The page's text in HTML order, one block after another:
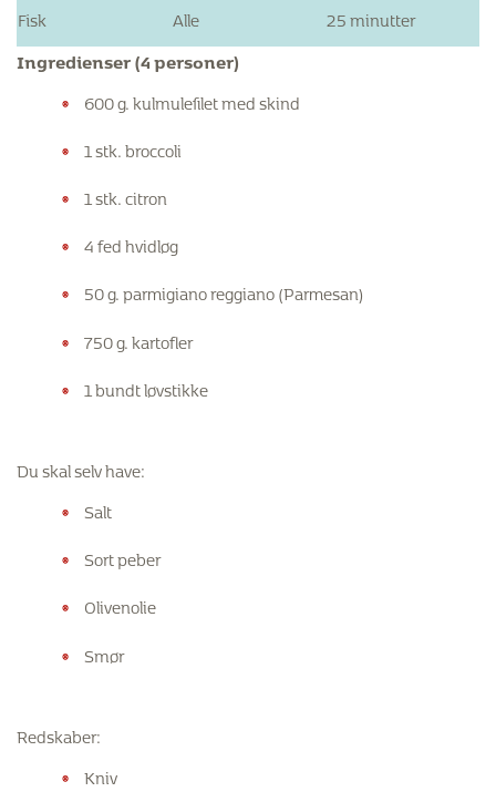
Fisk
Alle
25 minutter
Ingredienser (4 personer)
600 g. kulmulefilet med skind
1 stk. broccoli
1 stk. citron
4 fed hvidløg
50 g. parmigiano reggiano (Parmesan)
750 g. kartofler
1 bundt løvstikke
Du skal selv have:
Salt
Sort peber
Olivenolie
Smør
Redskaber:
Kniv